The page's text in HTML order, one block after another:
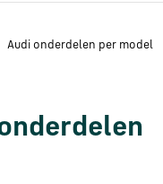
Audi onderdelen per model